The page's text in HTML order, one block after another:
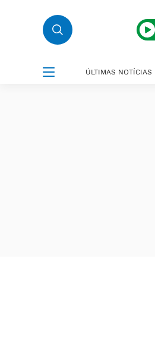
ÚLTIMAS NOTÍCIAS